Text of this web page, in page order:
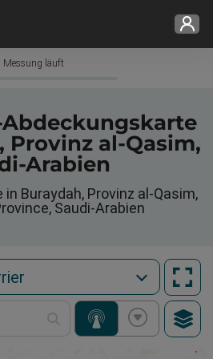
Messung läuft
Abdeckungskarte
Provinz al-Qasim,
Arabien
Buraydah, Provinz al-Qasim,
Saudi-Arabien